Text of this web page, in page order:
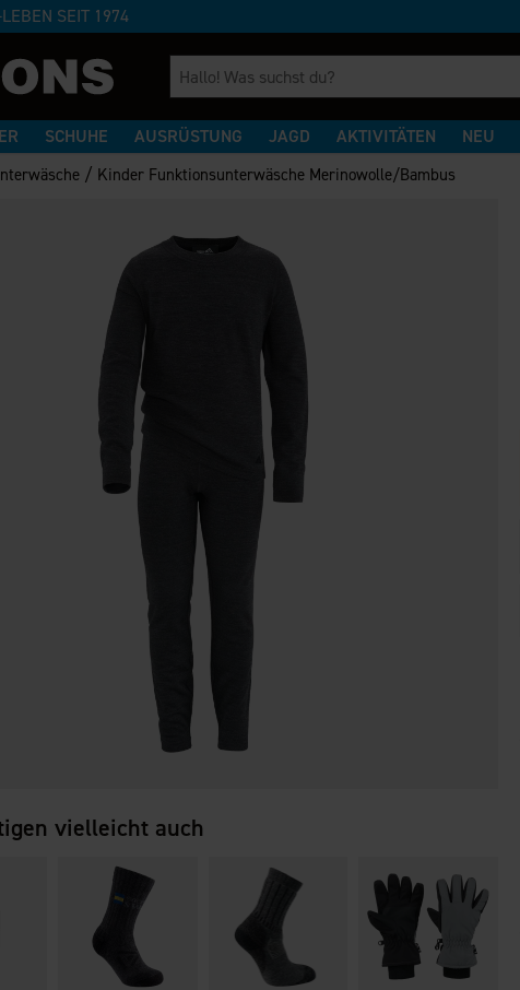
SEIT 1974
SCHUHE AUSRÜSTUNG JAGD AKTIVITÄTEN NEU
/ Kinder Funktionsunterwäsche Merinowolle/Bambus
vielleicht auch